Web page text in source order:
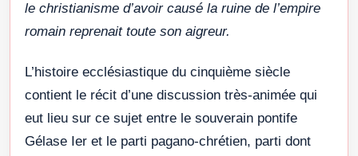
le christianisme d’avoir causé la ruine de l’empire
romain reprenait toute son aigreur.
L’histoire ecclésiastique du cinquième siècle
contient le récit d’une discussion très-animée qui
eut lieu sur ce sujet entre le souverain pontife
Gélase Ier et le parti pagano-chrétien, parti dont